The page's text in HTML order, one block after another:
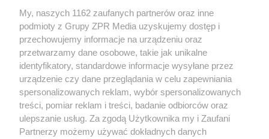
My, naszych 1162 zaufanych partnerów oraz inne
podmioty z Grupy ZPR Media uzyskujemy dostęp i
przechowujemy informacje na urządzeniu oraz
przetwarzamy dane osobowe, takie jak unikalne
identyfikatory, standardowe informacje wysyłane przez
urządzenie czy dane przeglądania w celu zapewniania
spersonalizowanych reklam, wybór spersonalizowanych
treści, pomiar reklam i treści, badanie odbiorców oraz
ulepszanie usług. Za zgodą Użytkownika my i Zaufani
Partnerzy możemy używać dokładnych danych